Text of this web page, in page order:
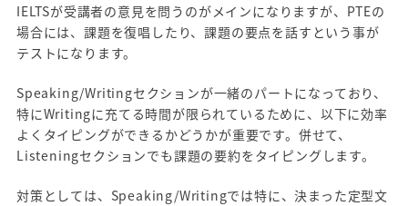
IELTSが受講者の意見を問うのがメインになりますが、PTEの
場合には、課題を復唱したり、課題の要点を話すという事が
テストになります。
Speaking/Writingセクションが一緒のパートになっており、
特にWritingに充てる時間が限られているために、以下に効率
よくタイピングができるかどうかが重要です。併せて、
Listeningセクションでも課題の要約をタイピングします。
対策としては、Speaking/Writingでは特に、決まった定型文